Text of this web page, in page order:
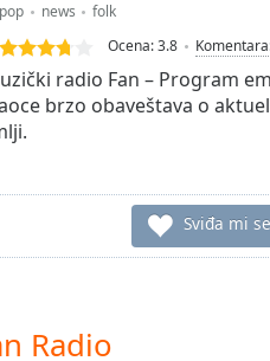
pop news
folk
Ocena:3.8 Komentara
radio Fan – Program
brzo obaveštava o
Sviđa mi se
Radio